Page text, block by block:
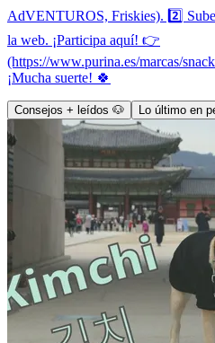
AdVENTUROS, Friskies). 2️⃣
la web. ¡Participa aquí! 👉
(https://www.purina.es/marcas/
¡Mucha suerte! 🍀
Consejos + leídos 🐶 Lo último en